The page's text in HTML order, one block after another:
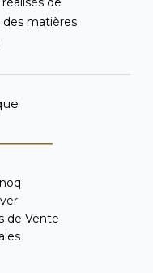
des matières
de Vente